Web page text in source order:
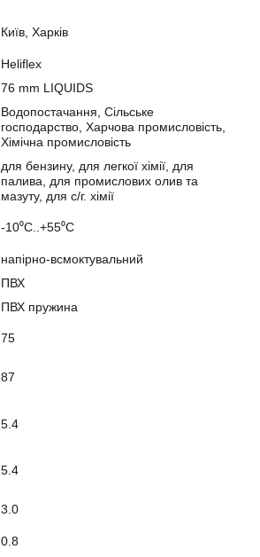
Київ, Харків
Heliflex
76 mm LIQUIDS
Водопостачання, Сільське
господарство, Харчова промисловість,
Хімічна промисловість
для бензину, для легкої хімії, для
палива, для промислових олив та
мазуту, для с/г. хімії
-10⁰С..+55⁰С
напірно-всмоктувальний
ПВХ
ПВХ пружина
75
87
5.4
5.4
3.0
0.8